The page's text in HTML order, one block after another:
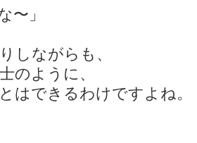
〜」
しながらも、
のように、
はできるわけですよね。